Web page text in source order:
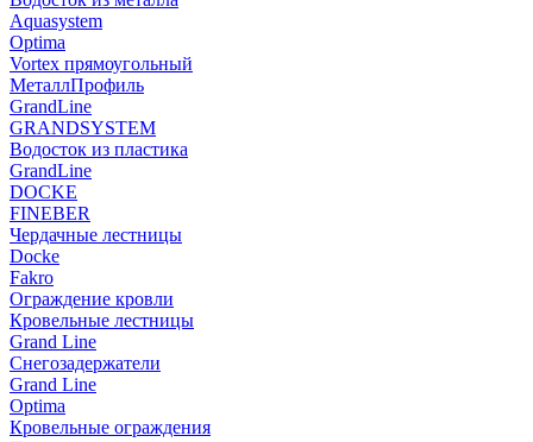
Aquasystem
Optima
Vortex прямоугольный
МеталлПрофиль
GrandLine
GRANDSYSTEM
Водосток из пластика
GrandLine
DOCKE
FINEBER
Чердачные лестницы
Docke
Fakro
Ограждение кровли
Кровельные лестницы
Grand Line
Снегозадержатели
Grand Line
Optima
Кровельные ограждения